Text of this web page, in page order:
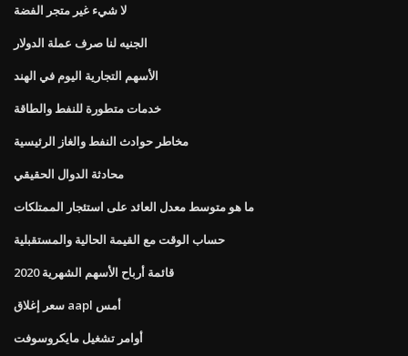
لا شيء غير متجر الفضة
الجنيه لنا صرف عملة الدولار
الأسهم التجارية اليوم في الهند
خدمات متطورة للنفط والطاقة
مخاطر حوادث النفط والغاز الرئيسية
محادثة الدوال الحقيقي
ما هو متوسط ​​معدل العائد على استئجار الممتلكات
حساب الوقت مع القيمة الحالية والمستقبلية
قائمة أرباح الأسهم الشهرية 2020
سعر إغلاق aapl أمس
أوامر تشغيل مايكروسوفت